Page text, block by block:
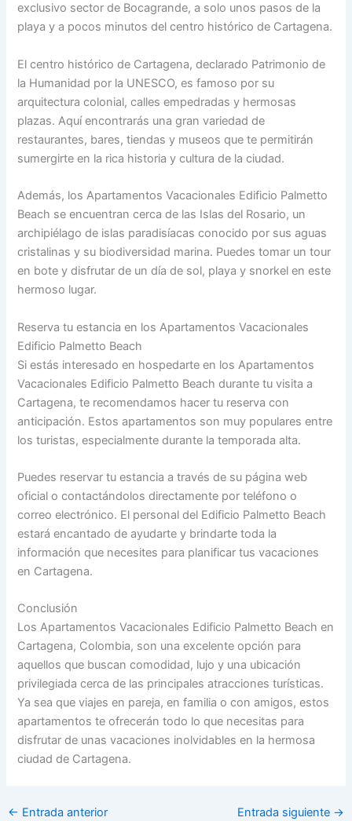
exclusivo sector de Bocagrande, a solo unos pasos de la
playa y a pocos minutos del centro histórico de Cartagena.
El centro histórico de Cartagena, declarado Patrimonio de
la Humanidad por la UNESCO, es famoso por su
arquitectura colonial, calles empedradas y hermosas
plazas. Aquí encontrarás una gran variedad de
restaurantes, bares, tiendas y museos que te permitirán
sumergirte en la rica historia y cultura de la ciudad.
Además, los Apartamentos Vacacionales Edificio Palmetto
Beach se encuentran cerca de las Islas del Rosario, un
archipiélago de islas paradisíacas conocido por sus aguas
cristalinas y su biodiversidad marina. Puedes tomar un tour
en bote y disfrutar de un día de sol, playa y snorkel en este
hermoso lugar.
Reserva tu estancia en los Apartamentos Vacacionales
Edificio Palmetto Beach
Si estás interesado en hospedarte en los Apartamentos
Vacacionales Edificio Palmetto Beach durante tu visita a
Cartagena, te recomendamos hacer tu reserva con
anticipación. Estos apartamentos son muy populares entre
los turistas, especialmente durante la temporada alta.
Puedes reservar tu estancia a través de su página web
oficial o contactándolos directamente por teléfono o
correo electrónico. El personal del Edificio Palmetto Beach
estará encantado de ayudarte y brindarte toda la
información que necesites para planificar tus vacaciones
en Cartagena.
Conclusión
Los Apartamentos Vacacionales Edificio Palmetto Beach en
Cartagena, Colombia, son una excelente opción para
aquellos que buscan comodidad, lujo y una ubicación
privilegiada cerca de las principales atracciones turísticas.
Ya sea que viajes en pareja, en familia o con amigos, estos
apartamentos te ofrecerán todo lo que necesitas para
disfrutar de unas vacaciones inolvidables en la hermosa
ciudad de Cartagena.
← Entrada anterior Entrada siguiente →